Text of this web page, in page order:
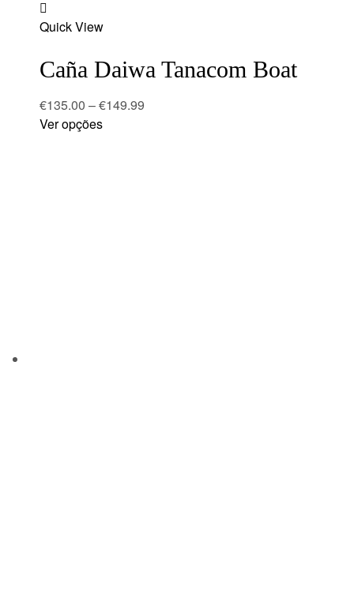
to
Quick View
Caña Daiwa Tanacom Boat
€135.00 –€149.99
Ver opções